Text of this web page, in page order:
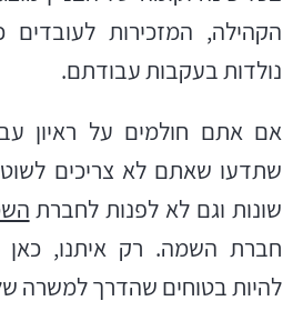
הקהילה, המזכירות לעובדים
נולדות בעקבות עבודתם.
שתדעו שאתם לא צריכים
שונות וגם לא לפנות לחברת
חברת השמה. רק איתנו, כאן
להיות בטוחים שהדרך למשרה